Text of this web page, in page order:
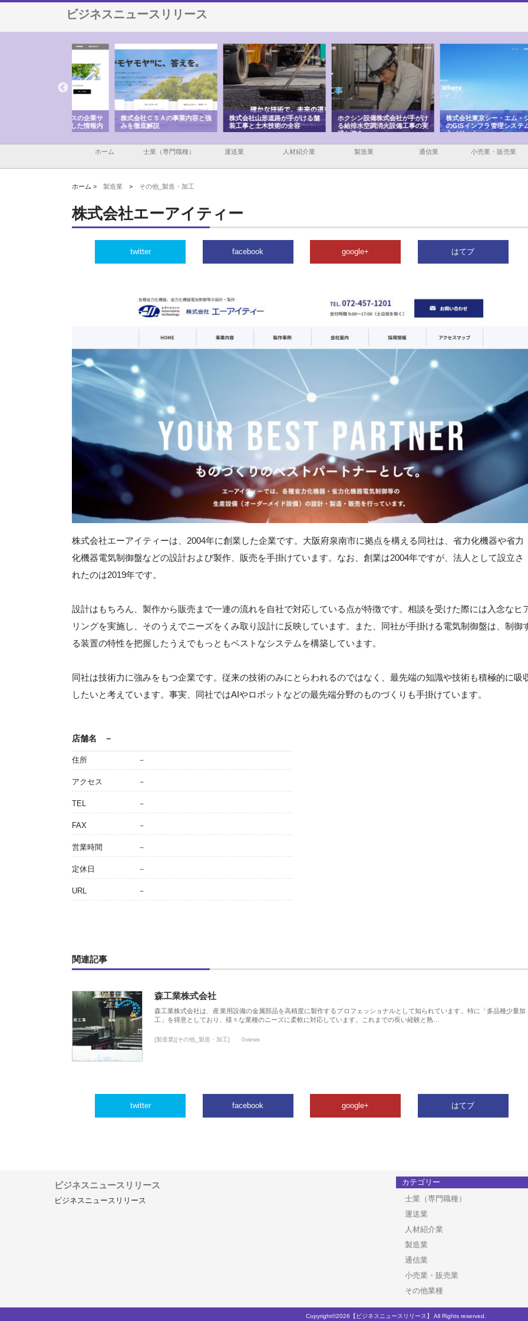
ビジネスニュースリリース
株式会社ＣＳＡの事業内容と強
みを徹底解説
株式会社山形道路が手がける舗
装工事と土木技術の全容
ホクシン設備株式会社が手がけ
る給排水空調消火設備工事の実
績と強み
株式会社東京シー・エム・シー
のGISインフラ管理システム導
入メリット
株
か
由
ホーム 士業（専門職種） 運送業 人材紹介業 製造業 通信業 小売業・販売業
ホーム > 製造業 > その他_製造・加工
株式会社エーアイティー
twitter facebook google+ はてブ
株式会社エーアイティーは、2004年に創業した企業です。大阪府泉南市に拠点を構える同社は、省力化機器や省力
化機器電気制御盤などの設計および製作、販売を手掛けています。なお、創業は2004年ですが、法人として設立さ
れたのは2019年です。
設計はもちろん、製作から販売まで一連の流れを自社で対応している点が特徴です。相談を受けた際には入念なヒ
リングを実施し、そのうえでニーズをくみ取り設計に反映しています。また、同社が手掛ける電気制御盤は、制御
る装置の特性を把握したうえでもっともベストなシステムを構築しています。
同社は技術力に強みをもつ企業です。従来の技術のみにとらわれるのではなく、最先端の知識や技術も積極的に吸
したいと考えています。事実、同社ではAIやロボットなどの最先端分野のものづくりも手掛けています。
店舗名 －
住所 －
アクセス －
TEL －
FAX －
営業時間 －
定休日 －
URL －
関連記事
森工業株式会社
森工業株式会社は、産業用設備の金属部品を高精度に製作するプロフェッショナルとして知られています。特に「多品種少量加
工」を得意としており、様々な業種のニーズに柔軟に対応しています。これまでの長い経験と熟…
[製造業][その他_製造・加工] 0views
twitter facebook google+ はてブ
ビジネスニュースリリース
ビジネスニュースリリース
カテゴリー
士業（専門職種）
運送業
人材紹介業
製造業
通信業
小売業・販売業
その他業種
Copyright©2026【ビジネスニュースリリース】 All Rights reserved.